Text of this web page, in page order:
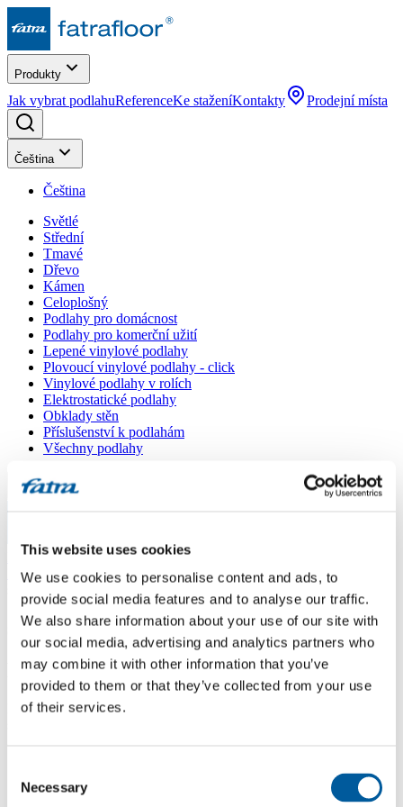
This website uses cookies
We use cookies to personalise content and ads, to
provide social media features and to analyse our traffic.
We also share information about your use of our site with
our social media, advertising and analytics partners who
may combine it with other information that you’ve
provided to them or that they’ve collected from your use
of their services.
Selection
Necessary
Produkty
Jak vybrat podlahuReferenceKe staženíKontakty Prodejní místa
Čeština
Čeština
Světlé
Střední
Tmavé
Dřevo
Kámen
Celoplošný
Podlahy pro domácnost
Podlahy pro komerční užití
Lepené vinylové podlahy
Plovoucí vinylové podlahy - click
Vinylové podlahy v rolích
Elektrostatické podlahy
Obklady stěn
Příslušenství k podlahám
Všechny podlahy
Menu
Domů/
Dotazy/
škola
Dotaz
Dobrý den, potřeboval bych poradit s výběrem lina do školy,
Odpověď